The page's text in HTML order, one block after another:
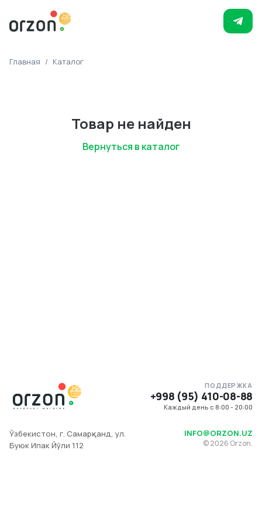
Главная / Каталог
Товар не найден
Вернуться в каталог
ПОДДЕРЖКА
+998 (95) 410-08-88
Каждый день с 8:00 - 20:00
Ўзбекистон, г. Самарқанд, ул.
Буюк Ипак Йўли 112
INFO@ORZON.UZ
©2026 Orzon.